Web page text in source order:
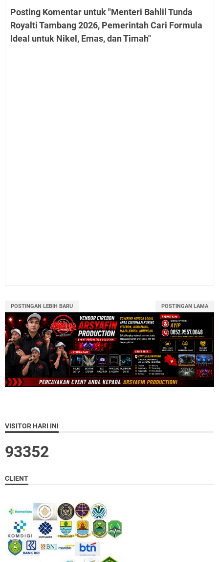
Posting Komentar untuk "Menteri Bahlil Tunda
Royalti Tambang 2026, Pemerintah Cari Formula
Ideal untuk Nikel, Emas, dan Timah"
POSTINGAN LEBIH BARU POSTINGAN LAMA
VISITOR HARI INI
93352
CLIENT